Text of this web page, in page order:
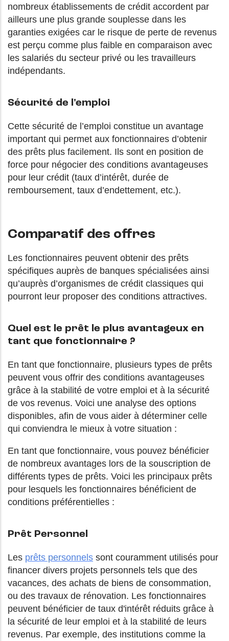
nombreux établissements de crédit accordent par
ailleurs une plus grande souplesse dans les
garanties exigées car le risque de perte de revenus
est perçu comme plus faible en comparaison avec
les salariés du secteur privé ou les travailleurs
indépendants.
Sécurité de l'emploi
Cette sécurité de l’emploi constitue un avantage
important qui permet aux fonctionnaires d’obtenir
des prêts plus facilement. Ils sont en position de
force pour négocier des conditions avantageuses
pour leur crédit (taux d’intérêt, durée de
remboursement, taux d’endettement, etc.).
Comparatif des offres
Les fonctionnaires peuvent obtenir des prêts
spécifiques auprès de banques spécialisées ainsi
qu’auprès d’organismes de crédit classiques qui
pourront leur proposer des conditions attractives.
Quel est le prêt le plus avantageux en
tant que fonctionnaire ?
En tant que fonctionnaire, plusieurs types de prêts
peuvent vous offrir des conditions avantageuses
grâce à la stabilité de votre emploi et à la sécurité
de vos revenus. Voici une analyse des options
disponibles, afin de vous aider à déterminer celle
qui conviendra le mieux à votre situation :
En tant que fonctionnaire, vous pouvez bénéficier
de nombreux avantages lors de la souscription de
différents types de prêts. Voici les principaux prêts
pour lesquels les fonctionnaires bénéficient de
conditions préférentielles :
Prêt Personnel
Les prêts personnels sont couramment utilisés pour
financer divers projets personnels tels que des
vacances, des achats de biens de consommation,
ou des travaux de rénovation. Les fonctionnaires
peuvent bénéficier de taux d'intérêt réduits grâce à
la sécurité de leur emploi et à la stabilité de leurs
revenus. Par exemple, des institutions comme la